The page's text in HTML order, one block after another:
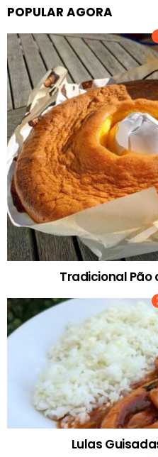
POPULAR AGORA
Tradicional Pão
Lulas